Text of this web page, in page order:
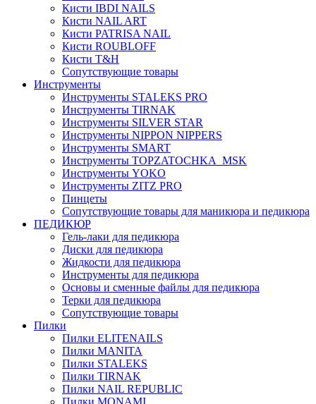
Кисти IBDI NAILS
Кисти NAIL ART
Кисти PATRISA NAIL
Кисти ROUBLOFF
Кисти T&H
Сопутствующие товары
Инструменты
Инструменты STALEKS PRO
Инструменты TIRNAK
Инструменты SILVER STAR
Инструменты NIPPON NIPPERS
Инструменты SMART
Инструменты TOPZATOCHKA_MSK
Инструменты YOKO
Инструменты ZITZ PRO
Пинцеты
Сопутствующие товары для маникюра и педикюра
ПЕДИКЮР
Гель-лаки для педикюра
Диски для педикюра
Жидкости для педикюра
Инструменты для педикюра
Основы и сменные файлы для педикюра
Терки для педикюра
Сопутствующие товары
Пилки
Пилки ELITENAILS
Пилки MANITA
Пилки STALEKS
Пилки TIRNAK
Пилки NAIL REPUBLIC
Пилки MONAMI